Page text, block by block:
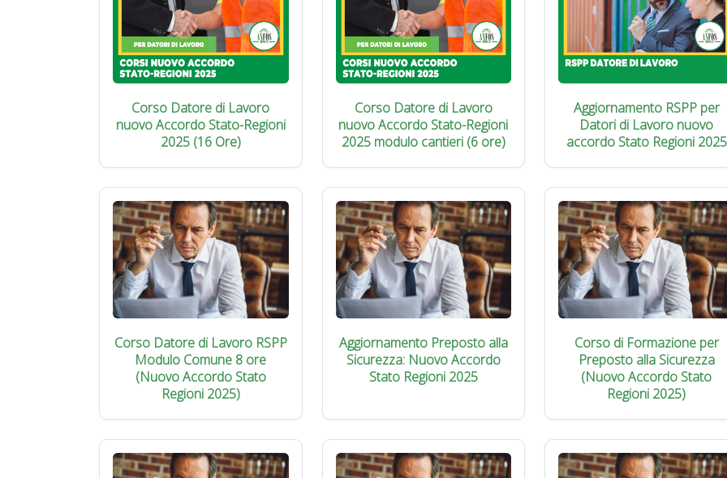
Corso Datore di Lavoro
nuovo Accordo Stato-Regioni
2025 (16 Ore)
Corso Datore di Lavoro
nuovo Accordo Stato-Regioni
2025 modulo cantieri (6 ore)
Aggiornamento RSPP per
Datori di Lavoro nuovo
accordo Stato Regioni 2025
Corso Datore di Lavoro RSPP
Modulo Comune 8 ore
(Nuovo Accordo Stato
Regioni 2025)
Aggiornamento Preposto alla
Sicurezza: Nuovo Accordo
Stato Regioni 2025
Corso di Formazione per
Preposto alla Sicurezza
(Nuovo Accordo Stato
Regioni 2025)